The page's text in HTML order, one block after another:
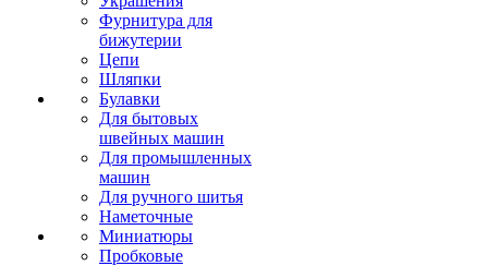
Фурнитура для
бижутерии
Цепи
Шляпки
Булавки
Для бытовых
швейных машин
Для промышленных
машин
Для ручного шитья
Наметочные
Миниатюры
Пробковые